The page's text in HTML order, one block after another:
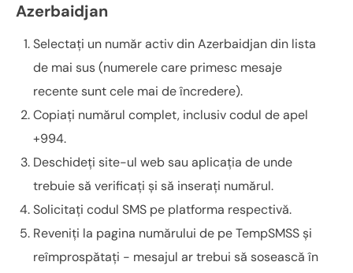
Azerbaidjan
Selectați un număr activ din Azerbaidjan din lista
de mai sus (numerele care primesc mesaje
recente sunt cele mai de încredere).
Copiați numărul complet, inclusiv codul de apel
+994.
Deschideți site-ul web sau aplicația de unde
trebuie să verificați și să inserați numărul.
Solicitați codul SMS pe platforma respectivă.
Reveniți la pagina numărului de pe TempSMSS și
reîmprospătați - mesajul ar trebui să sosească în